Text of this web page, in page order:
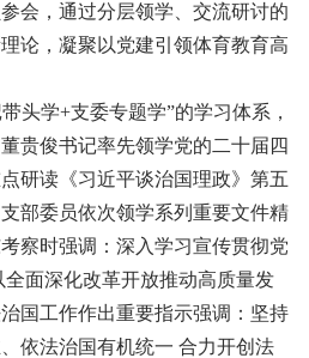
会，通过分层领学、交流研讨的
论，凝聚以党建引领体育教育高
头学+支委专题学”的学习体系，
贵俊书记率先领学党的二十届四
研读《习近平谈治国理政》第五
部委员依次领学系列重要文件精
察时强调：深入学习宣传贯彻党
面深化改革开放推动高质量发
国工作作出重要指示强调：坚持
依法治国有机统一 合力开创法